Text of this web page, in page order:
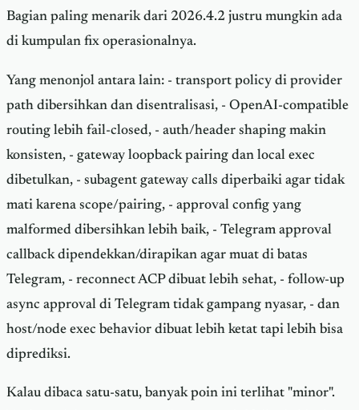
Bagian paling menarik dari 2026.4.2 justru mungkin ada
di kumpulan fix operasionalnya.
Yang menonjol antara lain: - transport policy di provider
path dibersihkan dan disentralisasi, - OpenAI-compatible
routing lebih fail-closed, - auth/header shaping makin
konsisten, - gateway loopback pairing dan local exec
dibetulkan, - subagent gateway calls diperbaiki agar tidak
mati karena scope/pairing, - approval config yang
malformed dibersihkan lebih baik, - Telegram approval
callback dipendekkan/dirapikan agar muat di batas
Telegram, - reconnect ACP dibuat lebih sehat, - follow-up
async approval di Telegram tidak gampang nyasar, - dan
host/node exec behavior dibuat lebih ketat tapi lebih bisa
diprediksi.
Kalau dibaca satu-satu, banyak poin ini terlihat "minor".